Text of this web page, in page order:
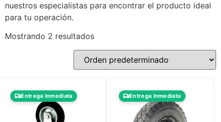
nuestros especialistas para encontrar el producto ideal
para tu operación.
Mostrando 2 resultados
Entrega Inmediata Entrega Inmediata